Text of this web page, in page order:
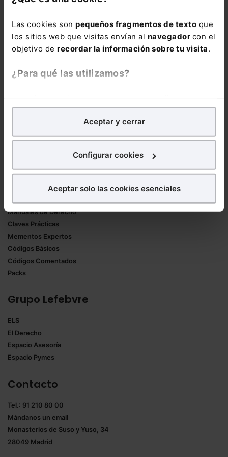
Las cookies son pequeños fragmentos de texto que
los sitios web que visitas envían al navegador con el
objetivo de recordar la información sobre tu visita.
¿Para qué las utilizamos?
analíticospara tratar demejorar tu experienciaen
nuestra página web. También con fines publicitarios,
para poder mostrarte publicidad y contenidos de tu
¿Qué puedes hacer?
experiencia en la web sea óptima
Puedesaceptar solo las esenciales
todas las cookies excepto aquellas imprescindibles.
También puedes
seleccionar solo aquellas que quieras permitir en tu
navegador. Si no seleccionas ninguna utilizaremos
Saber más acerca de las cookies
Aceptar y cerrar
Configurar cookies
Aceptar solo las cookies esenciales
110,00€ 66,00€
COMPRAR
Corporativo
Librerías asociadas
Productos
Manuales de Derecho
Claves Prácticas
Mementos Expertos
Códigos Básicos
Códigos Comentados
Packs
Grupo Lefebvre
ELS
El Derecho
Espacio Asesoría
Espacio Pymes
Contacto
Tel.: 91 210 80 00
Mándanos un email
Monasterios de Suso y Yuso, 34
28049 Madrid